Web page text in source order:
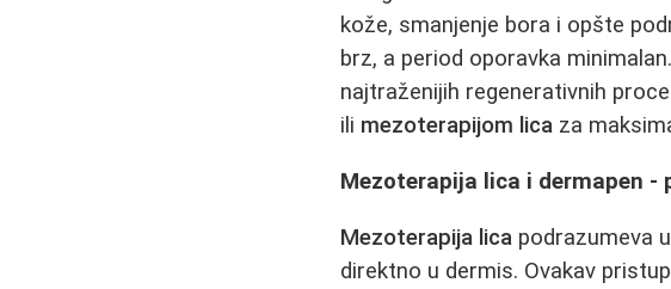
kože, smanjenje bora i opšte
brz, a period oporavka
najtraženijih regenerativnih
ili mezoterapijom lica za
Mezoterapija lica i dermapen -
Mezoterapija lica podrazumeva
direktno u dermis. Ovakav pristup